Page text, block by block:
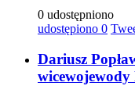
0 udostępniono
udostępiono 0
Dariusz
wicewojewody